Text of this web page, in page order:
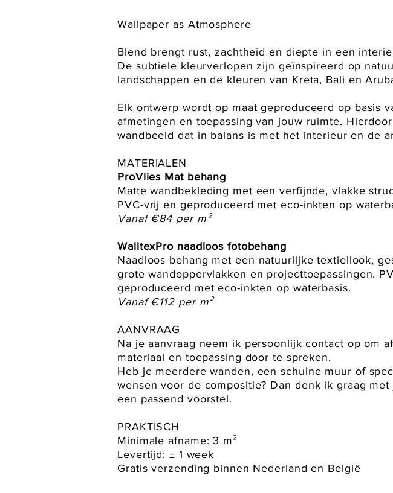
Wallpaper as Atmosphere
Blend brengt rust, zachtheid en diepte in een
De subtiele kleurverlopen zijn geïnspireerd op
landschappen en de kleuren van Kreta, Bali en
Elk ontwerp wordt op maat geproduceerd op basis
afmetingen en toepassing van jouw ruimte.
wandbeeld dat in balans is met het interieur en de
MATERIALEN
ProVlies Mat behang
Matte wandbekleding met een verfijnde, vlakke
PVC-vrij en geproduceerd met eco-inkten op
Vanaf €84 per m²
WalltexPro naadloos fotobehang
Naadloos behang met een natuurlijke textiellook,
grote wandoppervlakken en projecttoepassingen.
geproduceerd met eco-inkten op waterbasis.
Vanaf €112 per m²
AANVRAAG
Na je aanvraag neem ik persoonlijk contact op om
materiaal en toepassing door te spreken.
Heb je meerdere wanden, een schuine muur of
wensen voor de compositie? Dan denk ik graag met
een passend voorstel.
PRAKTISCH
Minimale afname: 3 m²
Levertijd: ± 1 week
Gratis verzending binnen Nederland en België